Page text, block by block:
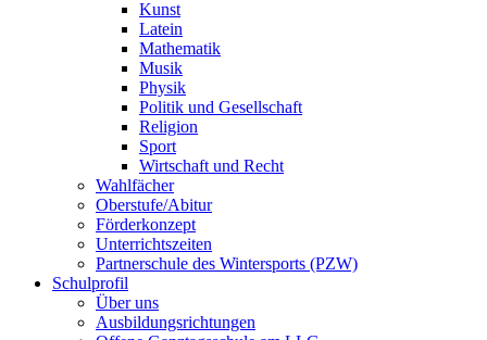
Kunst
Latein
Mathematik
Musik
Physik
Politik und Gesellschaft
Religion
Sport
Wirtschaft und Recht
Wahlfächer
Oberstufe/Abitur
Förderkonzept
Unterrichtszeiten
Partnerschule des Wintersports (PZW)
Schulprofil
Über uns
Ausbildungsrichtungen